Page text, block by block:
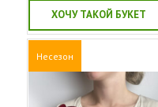
ХОЧУ ТАКОЙ БУКЕТ
Несезон